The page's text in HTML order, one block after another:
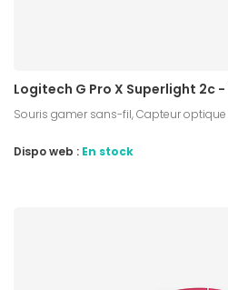
Logitech G Pro X Superlight 2c -
Souris gamer sans-fil, Capteur
Dispo web : En stock